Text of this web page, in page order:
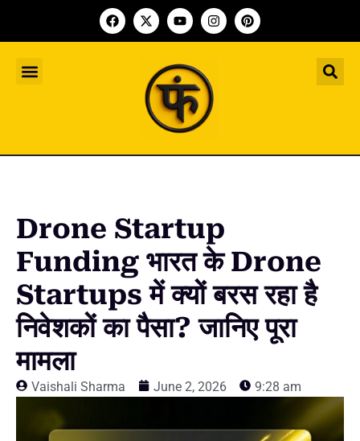
Drone Startup
Funding भारत के Drone
Startups में क्यों बरस रहा है
निवेशकों का पैसा? जानिए पूरा
मामला
Vaishali Sharma June 2, 2026 9:28 am